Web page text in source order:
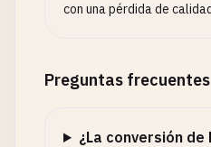
con una pérdida de
Preguntas frecuentes
¿La conversión de